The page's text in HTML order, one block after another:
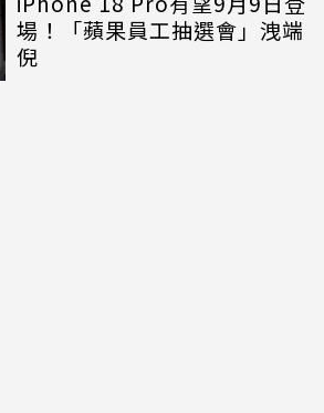
場！「蘋果員工抽選會」洩端
倪